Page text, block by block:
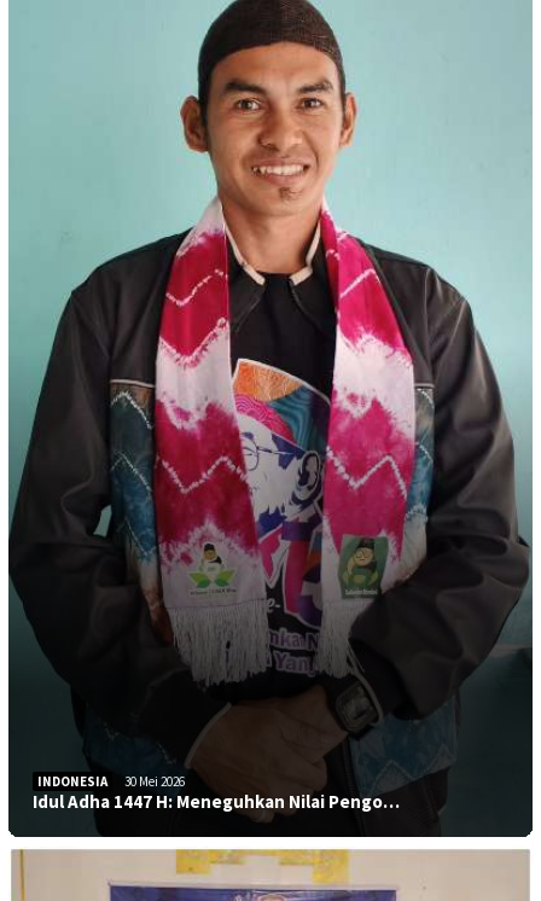
INDONESIA 30 Mei 2026
Idul Adha 1447 H: Meneguhkan Nilai Pengo…